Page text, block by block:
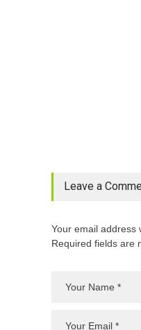
Leave a
Your email address
Required fields are